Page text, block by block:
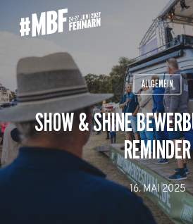
to
content
ALLGEMEIN
SHOW & SHINE
REMINDER
16. MAI 2025